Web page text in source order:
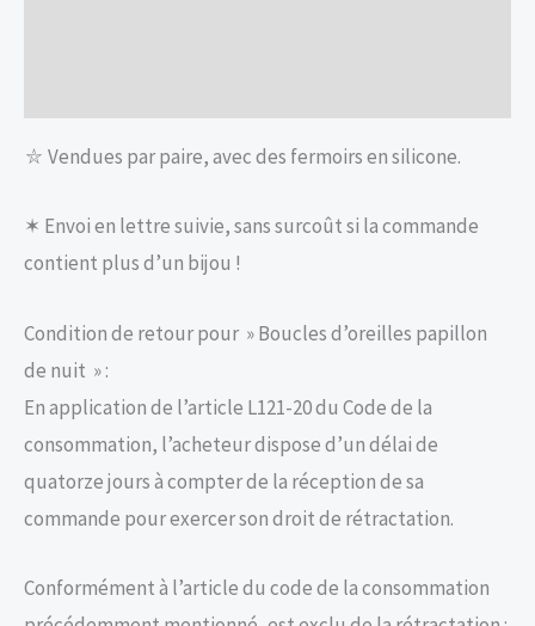
⛥ Vendues par paire, avec des fermoirs en silicone.
✶ Envoi en lettre suivie, sans surcoût si la commande
contient plus d’un bijou !
Condition de retour pour » Boucles d’oreilles papillon
de nuit » :
En application de l’article L121-20 du Code de la
consommation, l’acheteur dispose d’un délai de
quatorze jours à compter de la réception de sa
commande pour exercer son droit de rétractation.
Conformément à l’article du code de la consommation